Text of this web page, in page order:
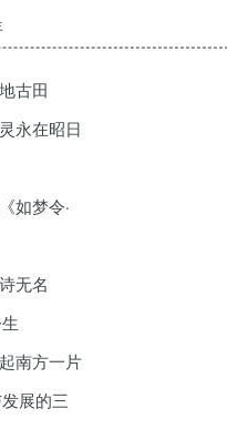
古田
永在昭日
如梦令·
无名
南方一片
展的三